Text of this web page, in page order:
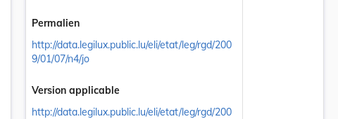
Permalien
http://data.legilux.public.lu/eli/etat/leg/rgd/200
9/01/07/n4/jo
Version applicable
http://data.legilux.public.lu/eli/etat/leg/rgd/200